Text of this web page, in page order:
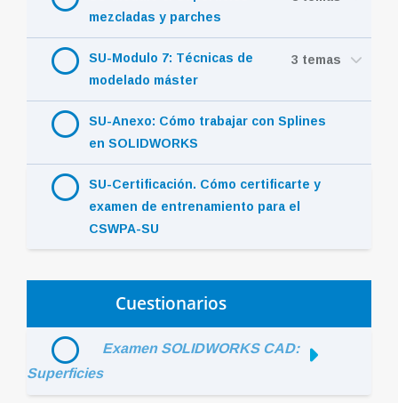
mezcladas y parches
SU-Modulo 7: Técnicas de
modelado máster
3 temas
SU-Anexo: Cómo trabajar con Splines
en SOLIDWORKS
SU-Certificación. Cómo certificarte y
examen de entrenamiento para el
CSWPA-SU
Cuestionarios
Examen SOLIDWORKS CAD:
Superficies